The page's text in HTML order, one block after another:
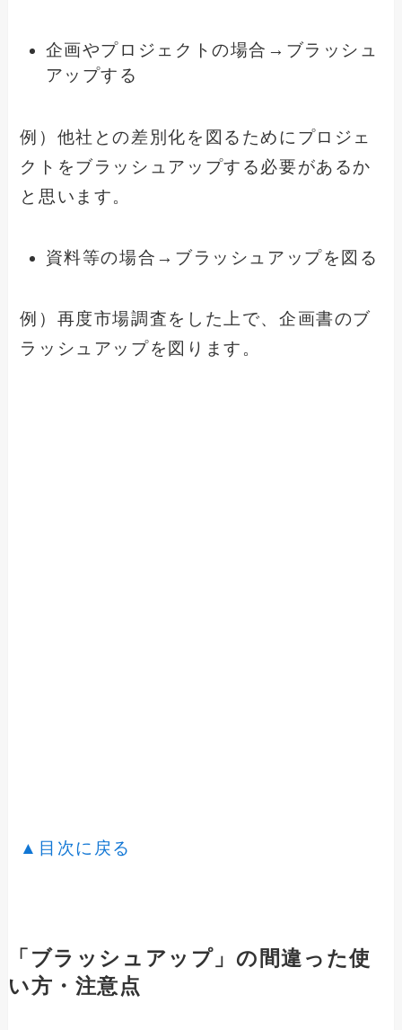
企画やプロジェクトの場合→ブラッシュ
アップする
例）他社との差別化を図るためにプロジェ
クトをブラッシュアップする必要があるか
と思います。
資料等の場合→ブラッシュアップを図る
例）再度市場調査をした上で、企画書のブ
ラッシュアップを図ります。
▲目次に戻る
「ブラッシュアップ」の間違った使
い方・注意点